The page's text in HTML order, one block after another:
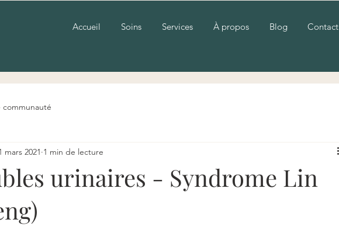
Accueil Soins Services À propos Blog Contact
communauté
urinaires - Syndrome Lin
mars 2021 1 min de lecture